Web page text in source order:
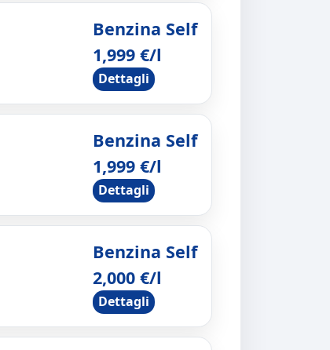
Benzina Self
1,999 €/l
Dettagli
Benzina Self
1,999 €/l
Dettagli
Benzina Self
2,000 €/l
Dettagli